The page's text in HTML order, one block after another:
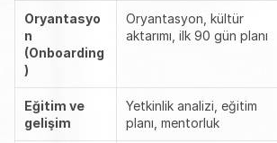
Oryantasyo
n
(Onboarding
)
Oryantasyon, kültür
aktarımı, ilk 90 gün planı
Eğitim ve
gelişim
Yetkinlik analizi, eğitim
planı, mentorluk